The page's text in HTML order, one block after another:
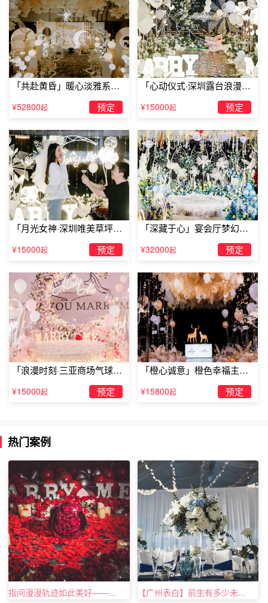
国庆节浪漫求婚点子：专属求婚摩天轮
好不容易等来的国庆长假，相恋的两个人会相约出去游
玩，游乐场可以给我们玩耍的空间，更为我们提供了求婚的
机会。摩天轮有着实现真爱的魔力预言，你可以把摩天轮的
那一场包了，然后在每一个屋子里放上一个彩灯字，组成一
句“嫁给我好吗”，然后留一个两个人上去，在上面放着求婚
的歌曲。
国庆节浪漫求婚点子：亲人的呵护
国庆节是一年中的小长假之一，就算再忙碌的我们也停
下了脚步，回到家里与家人团聚了，满家的欢声笑语无一不
是的，可是在父母的心中总是有着一个未完全安下心来的秘
密，那就是儿女们长大了，应该有着可靠的婚姻才更好，如
「共赴黄昏」暖心淡雅系求
婚仪式
¥52800起 预定
「心动仪式·深圳露台浪漫求
婚」
¥15000起 预定
「月光女神·深圳唯美草坪浪
¥15000起 预定
「深藏于心」宴会厅梦幻主
¥32000起 预定
「浪漫时刻·三亚商场气球雨
惊喜求婚」
¥15000起 预定
「橙心诚意」橙色幸福主题
露台求婚
¥15800起 预定
热门案例
指间漫漫轨迹如此美好——... 【广州表白】前生有多少未...